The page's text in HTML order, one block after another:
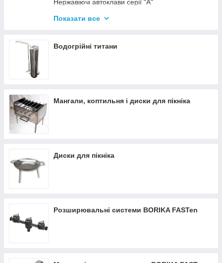
Нержавіючі автоклави серії "А"
Промислові автоклави
Комплектуючі для автоклавів
Показати все
Водогрійні титани
Мангали, коптильня і диски для пікніка
Диски для пікніка
Розширювальні системи BORIKA FASTen